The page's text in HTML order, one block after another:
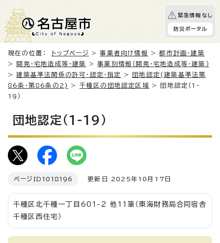
緊急情報なし
防災ポータル
現在の位置： トップページ >事業者向け情報 >都市計画・建築
>
開発・宅地造成等・建築 >事業別情報（開発・宅地造成等・建築）
>建築基準法関係の許可・認定・指定 >
団地認定(建築基準法第
86条・第86条の2)
> 千種区の団地認定区域 > 団地認定（1-
19）
団地認定（1-19）
ページID 1018196 更新日 2025年10月17日
千種区北千種一丁目601-2 他11筆（東海財務局合同宿舎
千種区西住宅）